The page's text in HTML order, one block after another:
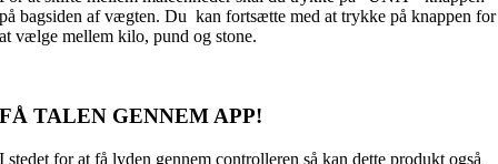
på bagsiden af vægten. Du kan fortsætte med at trykke på knappen for
at vælge mellem kilo, pund og stone.
FÅ TALEN GENNEM APP!
I stedet for at få lyden gennem controlleren så kan dette produkt også